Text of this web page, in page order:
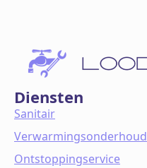
Diensten
Sanitair
Verwarmingsonderhoud
Ontstoppingservice